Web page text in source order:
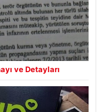
ve Detayları